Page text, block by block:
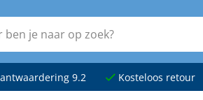
9.2 Kosteloos retour